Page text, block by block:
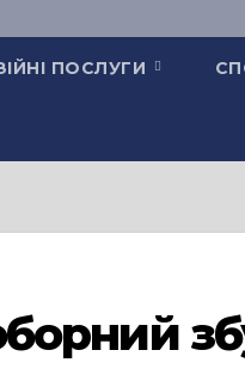
ПОСЛУГИ